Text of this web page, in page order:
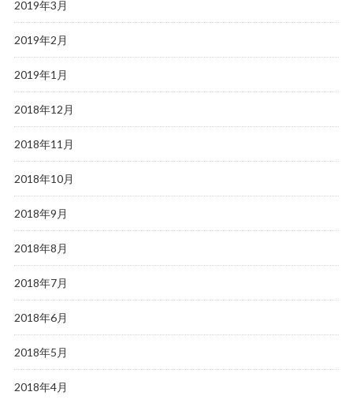
2019年3月
2019年2月
2019年1月
2018年12月
2018年11月
2018年10月
2018年9月
2018年8月
2018年7月
2018年6月
2018年5月
2018年4月